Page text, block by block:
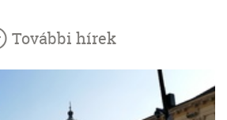
További hírek